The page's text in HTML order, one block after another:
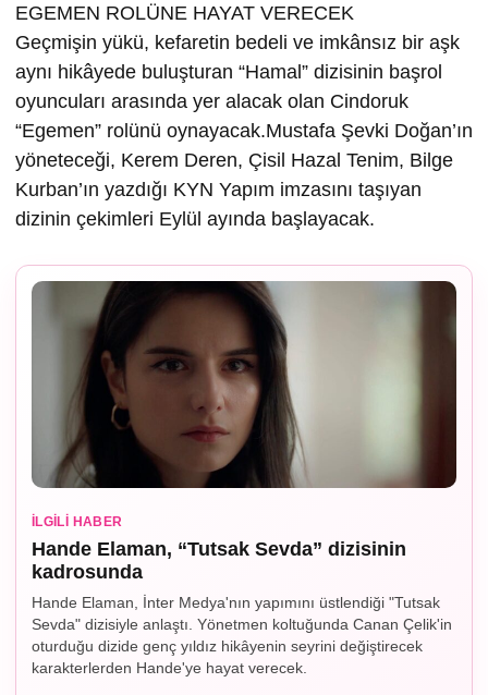
EGEMEN ROLÜNE HAYAT VERECEK
Geçmişin yükü, kefaretin bedeli ve imkânsız bir aşk
aynı hikâyede buluşturan “Hamal” dizisinin başrol
oyuncuları arasında yer alacak olan Cindoruk
“Egemen” rolünü oynayacak.Mustafa Şevki Doğan’ın
yöneteceği, Kerem Deren, Çisil Hazal Tenim, Bilge
Kurban’ın yazdığı KYN Yapım imzasını taşıyan
dizinin çekimleri Eylül ayında başlayacak.
İLGILI HABER
Hande Elaman, “Tutsak Sevda” dizisinin
kadrosunda
Hande Elaman, İnter Medya'nın yapımını üstlendiği "Tutsak
Sevda" dizisiyle anlaştı. Yönetmen koltuğunda Canan Çelik'in
oturduğu dizide genç yıldız hikâyenin seyrini değiştirecek
karakterlerden Hande'ye hayat verecek.